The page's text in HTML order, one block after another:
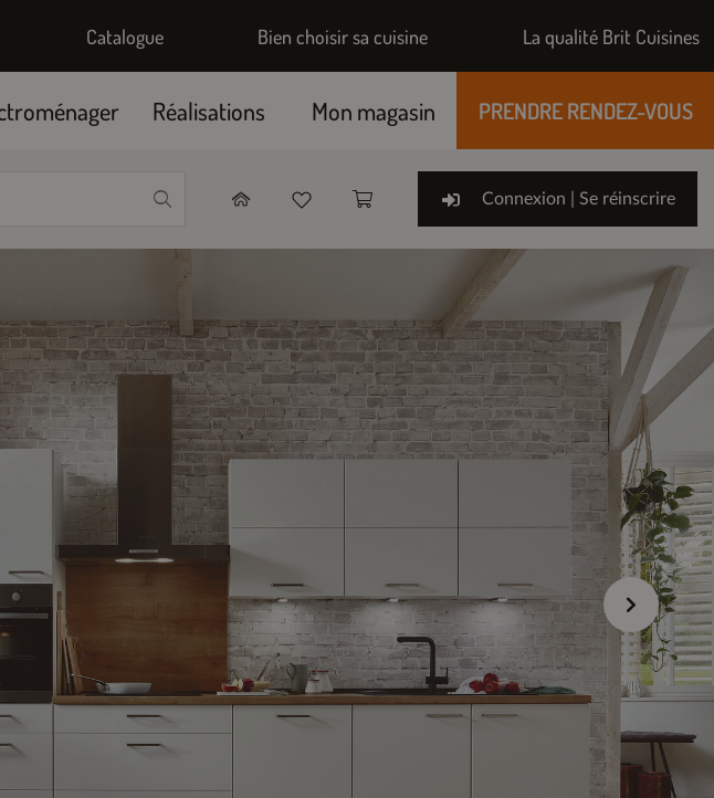
Catalogue Bien choisir sa cuisine La qualité Brit Cuisines
Réalisations Mon magasin PRENDRE RENDEZ-VOUS
Connexion | Se réinscrire